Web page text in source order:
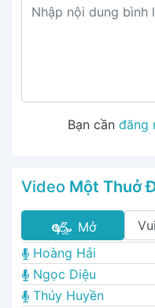
Bạn cần đăng
Video Một Thuở
Mở
Hoàng Hải
Ngọc Diệu
Thúy Huyền